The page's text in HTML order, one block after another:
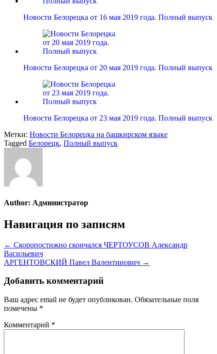
Новости Белорецка от 16 мая 2019 года. Полный выпуск
Новости Белорецка от 20 мая 2019 года. Полный выпуск
Новости Белорецка от 23 мая 2019 года. Полный выпуск
Метки: Новости Белорецка на башкирском языке
Tagged Белорецк, Полный выпуск
Author: Администратор
Навигация по записям
← Скоропостижно скончался ЧЕРТОУСОВ Александр
Васильевич
АРГЕНТОВСКИЙ Павел Валентинович →
Добавить комментарий
Ваш адрес email не будет опубликован. Обязательные поля
помечены *
Комментарий *